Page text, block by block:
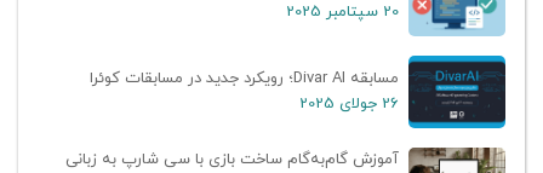
20 سپتامبر 2025
مسابقه Divar AI؛ رویکرد جدید در مسابقات کوئرا
26 جولای 2025
آموزش گام‌به‌گام ساخت بازی با سی شارپ به زبانی